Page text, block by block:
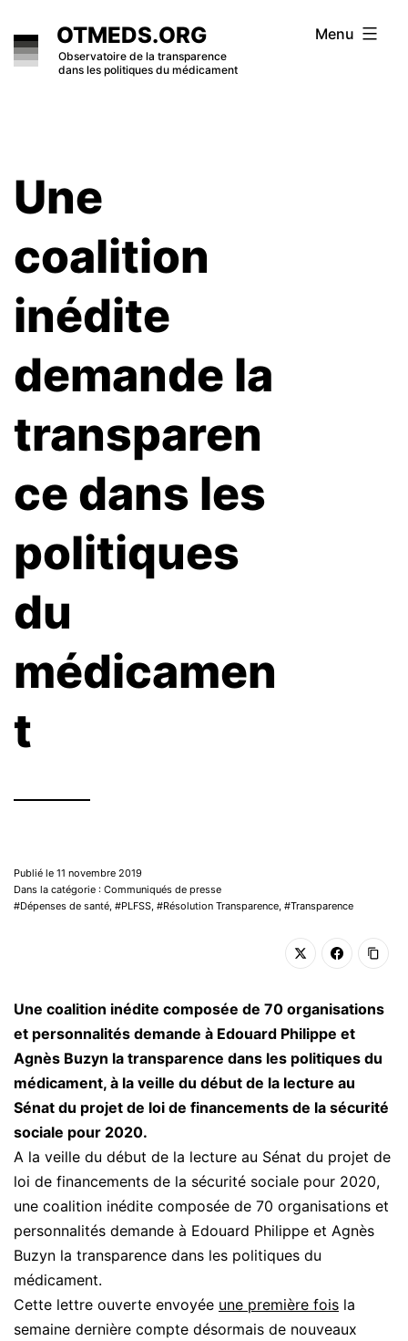
to
content
OTMEDS.ORG
Observatoire de la transparence
dans les politiques du médicament
Menu
Une
coalition
inédite
demande la
transparen
ce dans les
politiques
du
médicamen
t
Publié le 11 novembre 2019
Dans la catégorie : Communiqués de presse
Dépenses de santé
PLFSS Résolution Transparence Transparence
Une coalition inédite composée de 70 organisations
et personnalités demande à Edouard Philippe et
Agnès Buzyn la transparence dans les politiques du
médicament, à la veille du début de la lecture au
Sénat du projet de loi de financements de la sécurité
sociale pour 2020.
A la veille du début de la lecture au Sénat du projet de
loi de financements de la sécurité sociale pour 2020,
une coalition inédite composée de 70 organisations et
personnalités demande à Edouard Philippe et Agnès
Buzyn la transparence dans les politiques du
médicament.
Cette lettre ouverte envoyée une première fois la
semaine dernière compte désormais de nouveaux